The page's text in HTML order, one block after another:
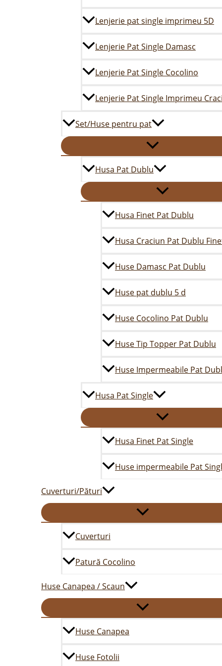
Lenjerie pat single imprimeu 5D
Lenjerie Pat Single Damasc
Lenjerie Pat Single Cocolino
Lenjerie Pat Single Imprimeu
Set/Huse pentru pat
Husa Pat Dublu
Husa Finet Pat Dublu
Husa Craciun Pat Dublu
Huse Damasc Pat Dublu
Huse pat dublu 5 d
Huse Cocolino Pat Dublu
Huse Tip Topper Pat Dublu
Huse Impermeabile Pat
Husa Pat Single
Husa Finet Pat Single
Huse impermeabile Pat
Cuverturi/Pături
Cuverturi
Patură Cocolino
Huse Canapea / Scaun
Huse Canapea
Huse Fotolii